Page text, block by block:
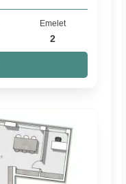
Emelet
2